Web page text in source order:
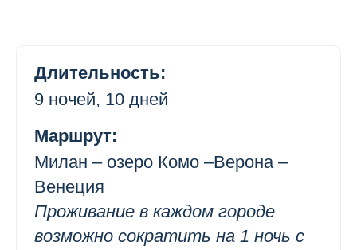
Длительность:
9 ночей, 10 дней
Маршрут:
Милан – озеро Комо –Верона –
Венеция
Проживание в каждом городе
возможно сократить на 1 ночь с